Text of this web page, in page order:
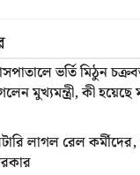
ভর্তি মিঠুন
মুখ্যমন্ত্রী, কী
লাগল রেল